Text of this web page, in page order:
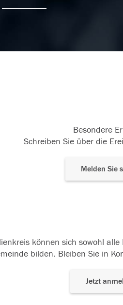
Besondere
Schreiben Sie über die
Melden Sie
können sich sowohl
bilden. Bleiben Sie in
Jetzt